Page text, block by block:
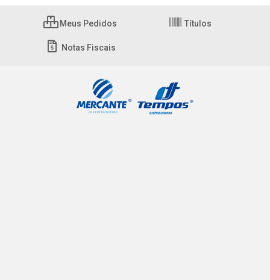
Meus Pedidos Títulos
Notas Fiscais